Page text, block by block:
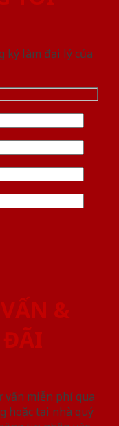
ký làm đại lý của
&
miễn phí qua
hoặc tại nhà quý